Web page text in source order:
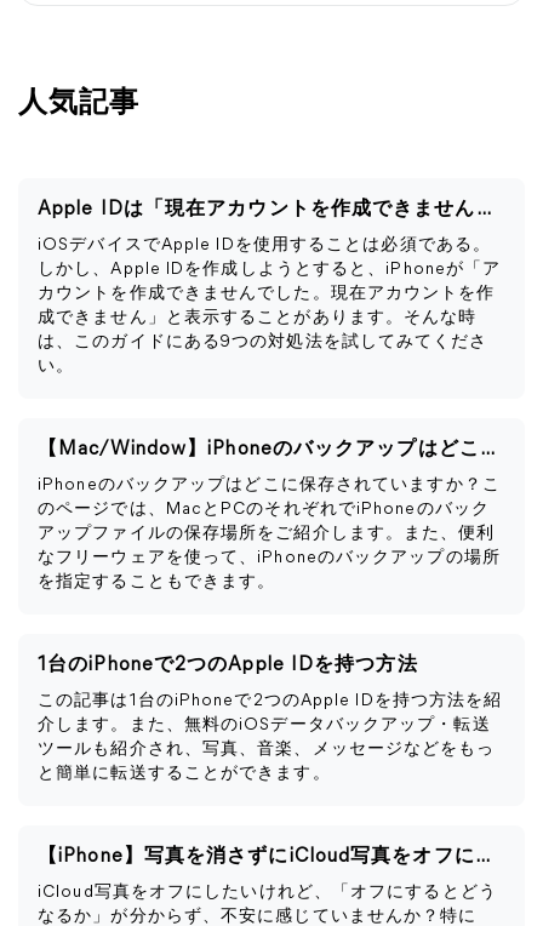
人気記事
Apple IDは「現在アカウントを作成できません」と表示される
iOSデバイスでApple IDを使用することは必須である。
しかし、Apple IDを作成しようとすると、iPhoneが「ア
カウントを作成できませんでした。現在アカウントを作
成できません」と表示することがあります。そんな時
は、このガイドにある9つの対処法を試してみてくださ
い。
【Mac/Window】iPhoneのバックアップはどこに保存される？
iPhoneのバックアップはどこに保存されていますか？こ
のページでは、MacとPCのそれぞれでiPhoneのバック
アップファイルの保存場所をご紹介します。また、便利
なフリーウェアを使って、iPhoneのバックアップの場所
を指定することもできます。
1台のiPhoneで2つのApple IDを持つ方法
この記事は1台のiPhoneで2つのApple IDを持つ方法を紹
介します。また、無料のiOSデータバックアップ・転送
ツールも紹介され、写真、音楽、メッセージなどをもっ
と簡単に転送することができます。
【iPhone】写真を消さずにiCloud写真をオフにする方法
iCloud写真をオフにしたいけれど、「オフにするとどう
なるか」が分からず、不安に感じていませんか？特に